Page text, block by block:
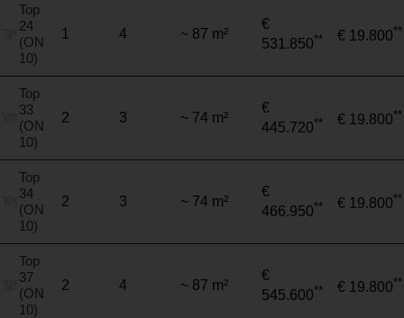
Top
24
(ON
10)
1 4 ~ 87 m²
€
531.850** € 19.800**
Top
33
(ON
10)
2 3 ~ 74 m²
€
445.720** € 19.800**
Top
34
(ON
10)
2 3 ~ 74 m²
€
466.950** € 19.800**
Top
37
(ON
10)
2 4 ~ 87 m²
€
545.600** € 19.800**